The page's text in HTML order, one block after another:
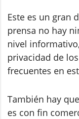
Este es un gran
prensa no hay
nivel
privacidad de
frecuentes en
También hay
es con fin